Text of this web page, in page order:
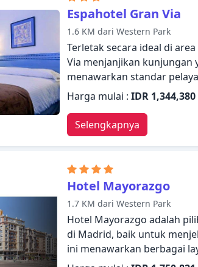
membuat Espahotel Plaza
tempat menginap Anda di
Espahotel Gran Via
1.6 KM dari Western Park
Terletak secara ideal di
Via menjanjikan kunjungan
menawarkan standar
memenuhi setiap
resepsionis 24 jam,
layanan kamar, kamar
kamar didesain dengan
berguna. Hotel ini
layanan handal dan staf
kebutuhan Anda.
Harga mulai :IDR 1,344,380
Selengkapnya
Hotel Mayorazgo
1.7 KM dari Western Park
Hotel Mayorazgo adalah
di Madrid, baik untuk
ini menawarkan berbagai
memberikan kenyamanan